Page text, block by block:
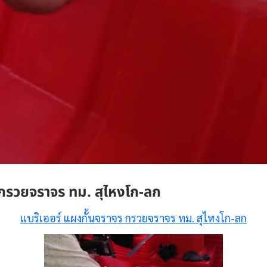
วยจราจร ทม. สุไหงโก-ลก
แบริเออร์ แผงกั้นจราจร กรวยจราจร ทม. สุไหงโก-ลก